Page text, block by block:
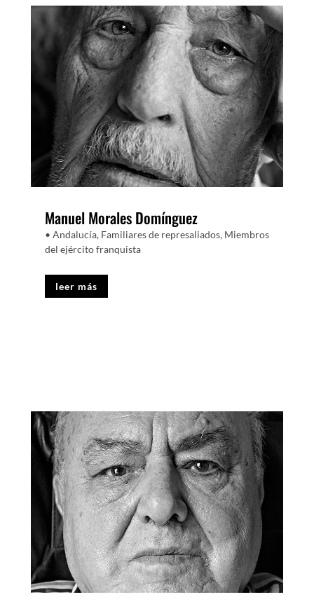
Manuel Morales Domínguez
• Andalucía, Familiares de represaliados, Miembros
del ejército franquista
leer más